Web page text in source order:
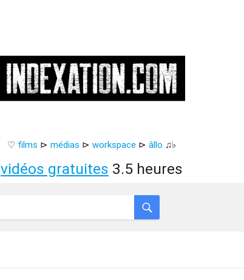
♡ films ⊳ médias ⊳ workspace ⊳ âllo ♫♭
vidéos gratuites 3.5 heures